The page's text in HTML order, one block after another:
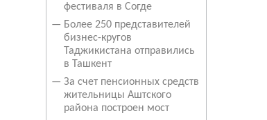
фестиваля в Согде
— Более 250 представителей
бизнес-кругов
Таджикистана отправились
в Ташкент
— За счет пенсионных средств
жительницы Аштского
района построен мост